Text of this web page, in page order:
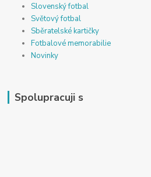
Slovenský fotbal
Světový fotbal
Sběratelské kartičky
Fotbalové memorabilie
Novinky
Spolupracuji s